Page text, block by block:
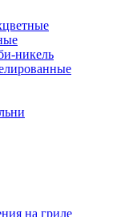
никель
на гриле